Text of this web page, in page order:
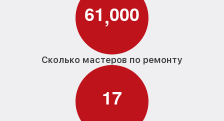
61,000
Сколько мастеров по ремонту
17